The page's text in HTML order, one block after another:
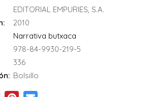
EDITORIAL EMPURIES, S.A.
2010
Narrativa butxaca
978-84-9930-219-5
336
Bolsillo